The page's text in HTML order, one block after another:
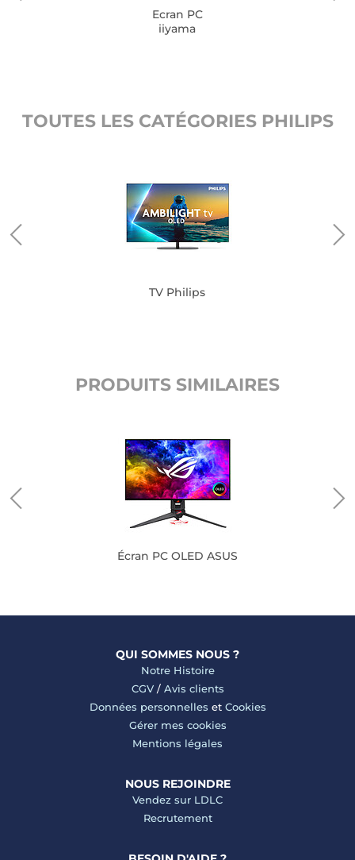
Ecran PC
iiyama
TOUTES LES CATÉGORIES PHILIPS
TV Philips
PRODUITS SIMILAIRES
Écran PC OLED ASUS
QUI SOMMES NOUS ?
Notre Histoire
CGV/ Avis clients
Données personnelles et Cookies
Gérer mes cookies
Mentions légales
NOUS REJOINDRE
Vendez sur LDLC
Recrutement